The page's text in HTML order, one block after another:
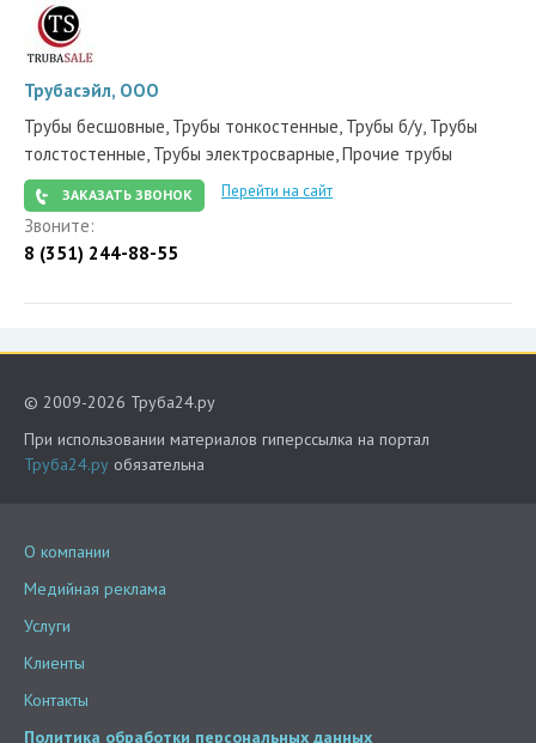
Трубасэйл, ООО
Трубы бесшовные, Трубы тонкостенные, Трубы б/у, Трубы
толстостенные, Трубы электросварные, Прочие трубы
ЗАКАЗАТЬ ЗВОНОК Перейти на сайт
Звоните:
8 (351) 244-88-55
© 2009-2026 Труба24.ру
При использовании материалов гиперссылка на портал
Труба24.ру обязательна
О компании
Медийная реклама
Услуги
Клиенты
Контакты
Политика обработки персональных данных